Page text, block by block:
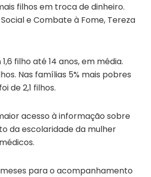
filhos em troca de dinheiro.
e Combate à Fome, Tereza
filho até 14 anos, em média.
Nas famílias 5% mais pobres
de 2,1 filhos.
acesso à informação sobre
da escolaridade da mulher
para o acompanhamento